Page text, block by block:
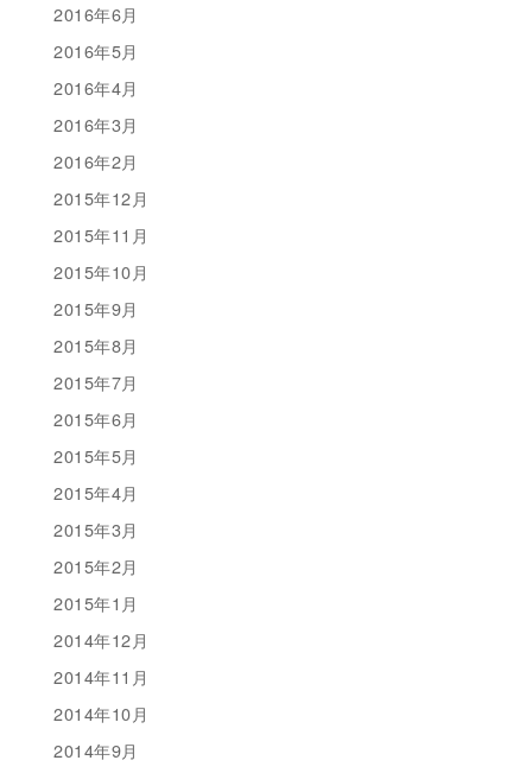
2016年6月
2016年5月
2016年4月
2016年3月
2016年2月
2015年12月
2015年11月
2015年10月
2015年9月
2015年8月
2015年7月
2015年6月
2015年5月
2015年4月
2015年3月
2015年2月
2015年1月
2014年12月
2014年11月
2014年10月
2014年9月